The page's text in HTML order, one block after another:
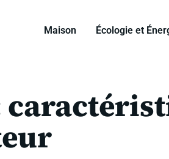
Maison Écologie et